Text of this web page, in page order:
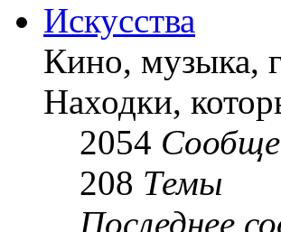
Искусства
Кино, музыка,
Находки,
2054
208 Темы
Последнее